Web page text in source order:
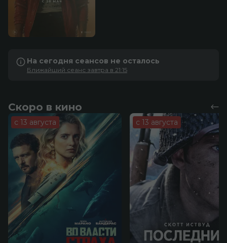
На сегодня сеансов не осталось
Ближайший сеанс завтра в 21:15
Скоро в кино
с 13 августа с 13 августа